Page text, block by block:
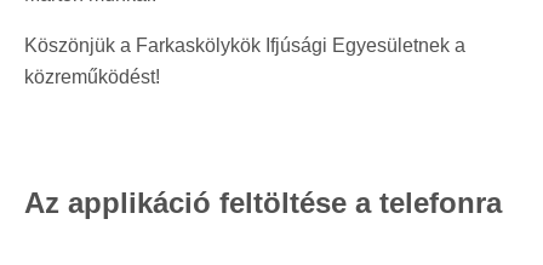
Köszönjük a Farkaskölykök Ifjúsági Egyesületnek a
közreműködést!
Az applikáció feltöltése a telefonra